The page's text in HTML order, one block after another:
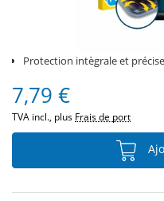
Protection intègrale et précise
7,79 €
TVA incl., plus Frais de port